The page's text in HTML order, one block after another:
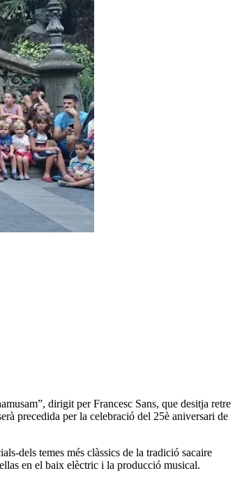
dirigit per Francesc Sans, que desitja retre
precedida per la celebració del 25è aniversari de
dels temes més clàssics de la tradició sacaire
en el baix elèctric i la producció musical.